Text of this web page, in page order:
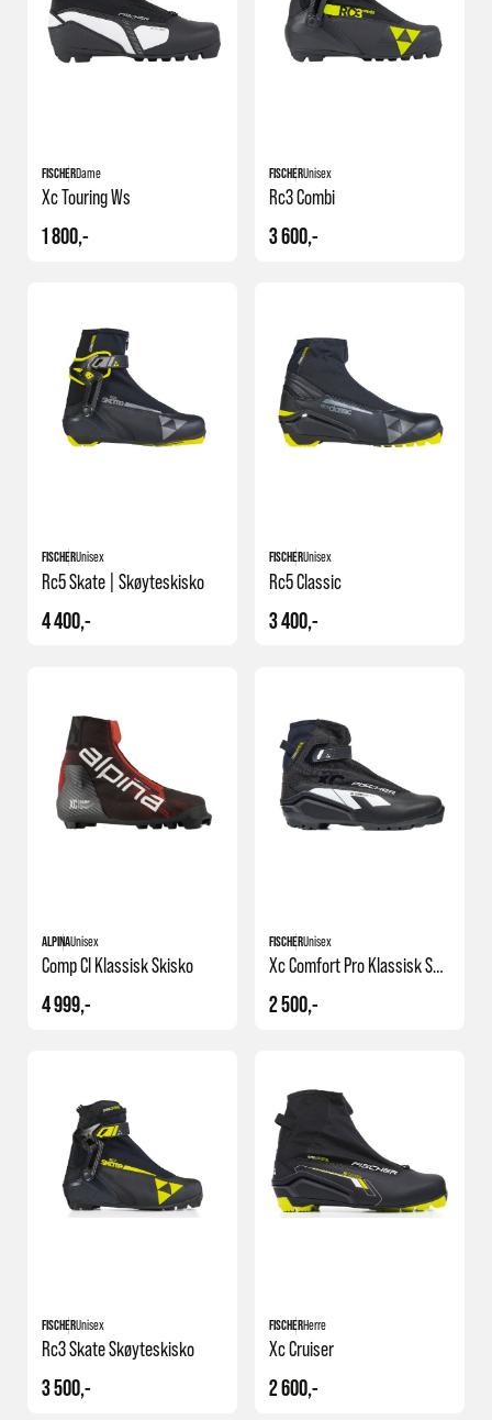
FISCHERDame
Xc Touring Ws
1 800,-
FISCHERUnisex
Rc3 Combi
3 600,-
FISCHERUnisex
Rc5 Skate | Skøyteskisko
4 400,-
FISCHERUnisex
Rc5 Classic
3 400,-
ALPINAUnisex
Comp Cl Klassisk Skisko
4 999,-
FISCHERUnisex
Xc Comfort Pro Klassisk Skisko
2 500,-
FISCHERUnisex
Rc3 Skate Skøyteskisko
3 500,-
FISCHERHerre
Xc Cruiser
2 600,-